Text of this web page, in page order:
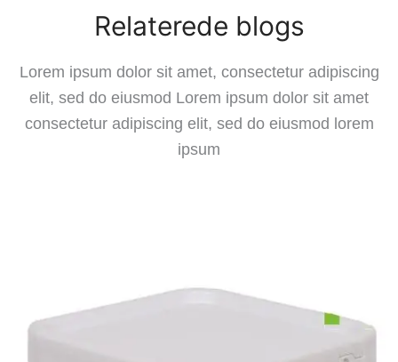
Relaterede blogs
Lorem ipsum dolor sit amet, consectetur adipiscing
elit, sed do eiusmod Lorem ipsum dolor sit amet
consectetur adipiscing elit, sed do eiusmod lorem
ipsum